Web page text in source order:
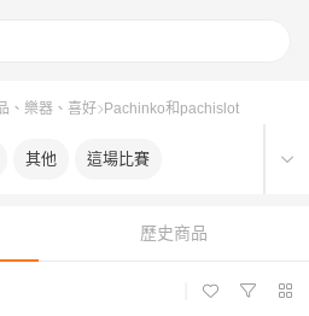
、樂器、喜好 Pachinko和pachislot
其他 這場比賽
歷史商品